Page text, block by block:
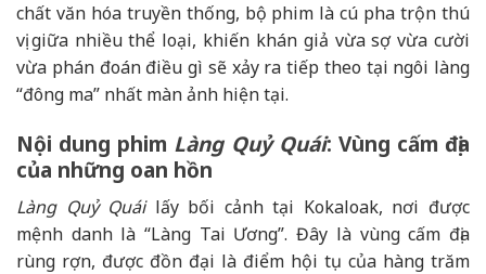
chất văn hóa truyền thống, bộ phim là cú pha trộn thú
vị giữa nhiều thể loại, khiến khán giả vừa sợ vừa cười
vừa phán đoán điều gì sẽ xảy ra tiếp theo tại ngôi làng
“đông ma” nhất màn ảnh hiện tại.
Nội dung phim Làng Quỷ Quái: Vùng cấm địa
của những oan hồn
Làng Quỷ Quáilấy bối cảnh tại Kokaloak, nơi được
mệnh danh là “Làng Tai Ương”. Đây là vùng cấm địa
rùng rợn, được đồn đại là điểm hội tụ của hàng trăm